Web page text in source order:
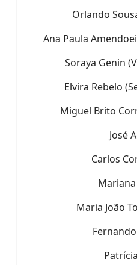
Orlando
Ana Paula
Soraya Genin
Elvira Rebelo
Miguel Brito
José
Carlos
Maria João